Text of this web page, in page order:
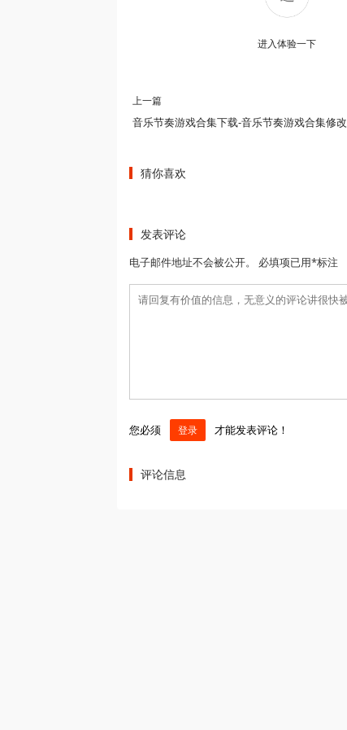
进入体验一下
上一篇
猜你喜欢
发表评论
电子邮件地址不会被公开。 必填项已用*标注
您必须 登录 才能发表评论！
评论信息